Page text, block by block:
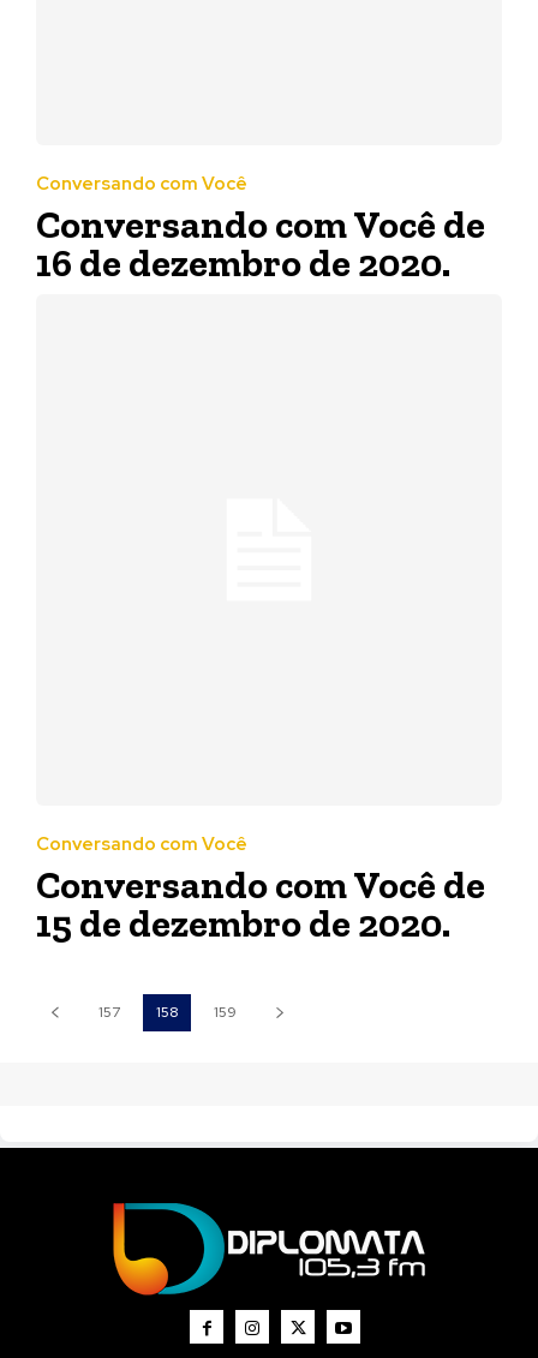
Conversando com Você
Conversando com Você de
16 de dezembro de 2020.
Conversando com Você
Conversando com Você de
15 de dezembro de 2020.
157 158 159